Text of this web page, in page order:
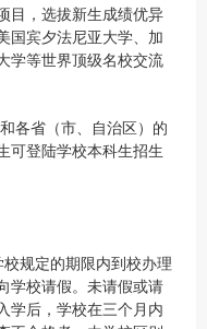
目，选拔新生成绩优异
国宾夕法尼亚大学、加
学等世界顶级名校交流
各省（市、自治区）的
可登陆学校本科生招生
规定的期限内到校办理
学校请假。未请假或请
学后，学校在三个月内